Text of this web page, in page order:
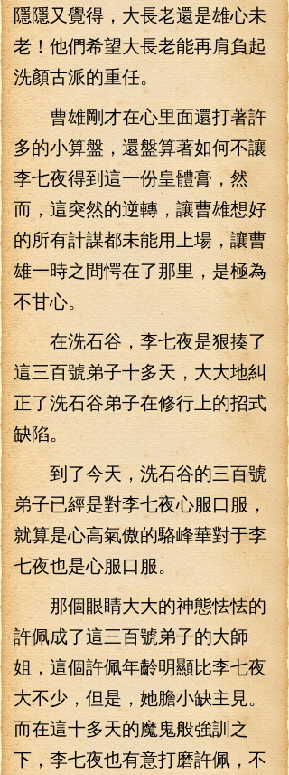
隱隱又覺得，大長老還是雄心未
老！他們希望大長老能再肩負起
洗顏古派的重任。
曹雄剛才在心里面還打著許
多的小算盤，還盤算著如何不讓
李七夜得到這一份皇體膏，然
而，這突然的逆轉，讓曹雄想好
的所有計謀都未能用上場，讓曹
雄一時之間愕在了那里，是極為
不甘心。
在洗石谷，李七夜是狠揍了
這三百號弟子十多天，大大地糾
正了洗石谷弟子在修行上的招式
缺陷。
到了今天，洗石谷的三百號
弟子已經是對李七夜心服口服，
就算是心高氣傲的駱峰華對于李
七夜也是心服口服。
那個眼睛大大的神態怯怯的
許佩成了這三百號弟子的大師
姐，這個許佩年齡明顯比李七夜
大不少，但是，她膽小缺主見。
而在這十多天的魔鬼般強訓之
下，李七夜也有意打磨許佩，不